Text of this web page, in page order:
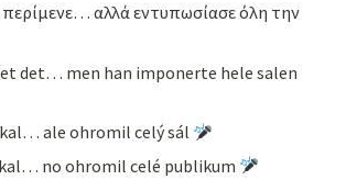
περίμενε… αλλά εντυπωσίασε όλη την
det… men han imponerte hele salen
ale ohromil celý sál
no ohromil celé publikum